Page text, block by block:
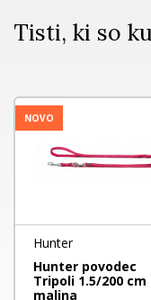
Tisti, ki so
NOVO
Hunter
Hunter povodec
Tripoli 1.5/200 cm
malina